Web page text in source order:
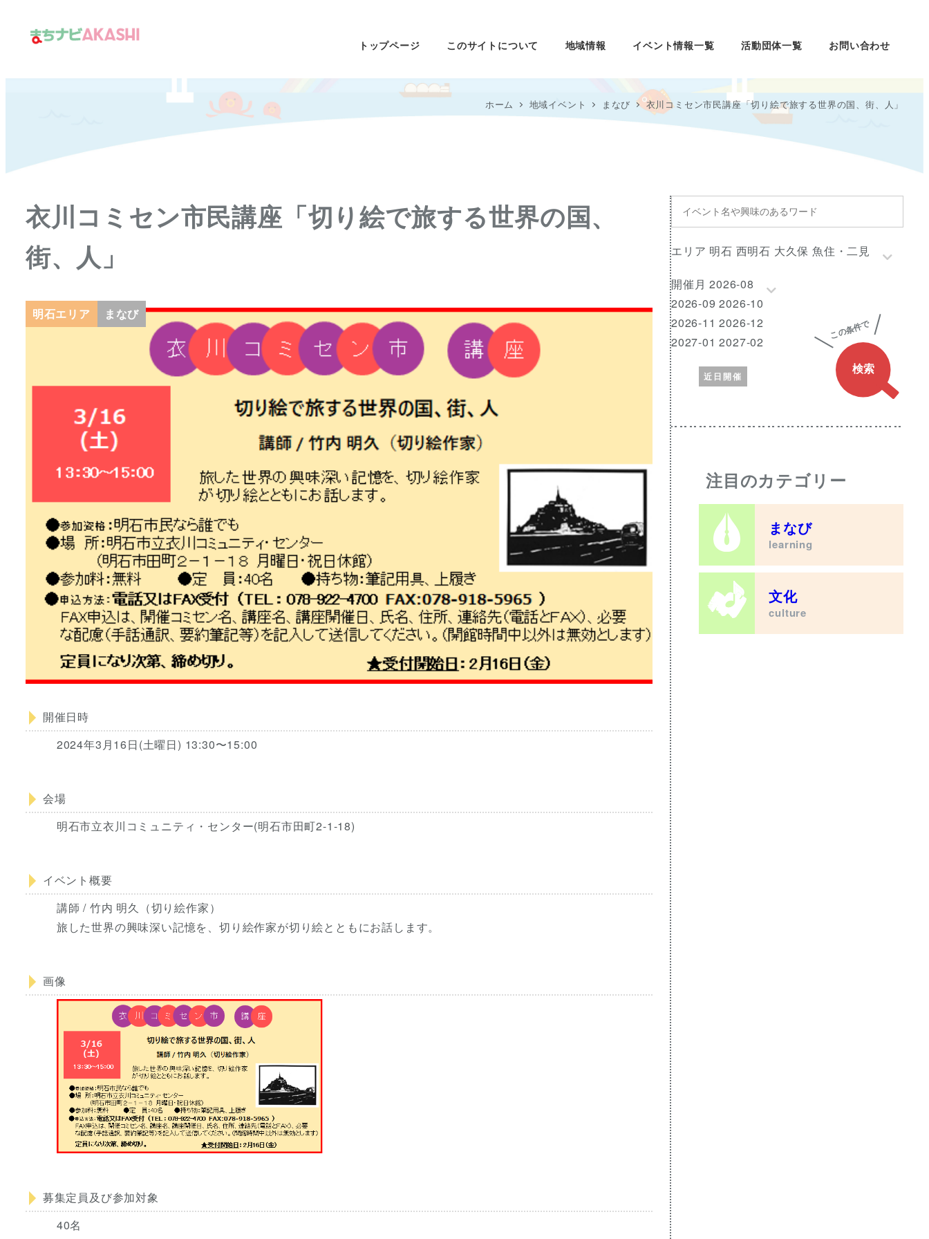
へ
トップページ このサイトについて 地域情報 イベント情報一覧 活動団体一覧 お問い合わせ
ホーム 地域イベント まなび 衣川コミセン市民講座「切り絵で旅する世界の国、街、人」
衣川コミセン市民講座「切り絵で旅する世界の国、
街、人」
明石エリア まなび
開催日時
2024年3月16日(土曜日) 13:30〜15:00
会場
明石市立衣川コミュニティ・センター(明石市田町2-1-18)
イベント概要
講師 / 竹内 明久（切り絵作家）
旅した世界の興味深い記憶を、切り絵作家が切り絵とともにお話します。
画像
募集定員及び参加対象
40名
イ
ベ
ン
ト
名
や
興
味
の
あ
る
ワ
ー
ド
エ
リ
ア
エリア 明石 西明石 大久保 魚住・二見
開
催
月
開催月 2026-08
2026-09 2026-10
2026-11 2026-12
2027-01 2027-02
近日開催
注目のカテゴリー
まなび
learning
文化
culture